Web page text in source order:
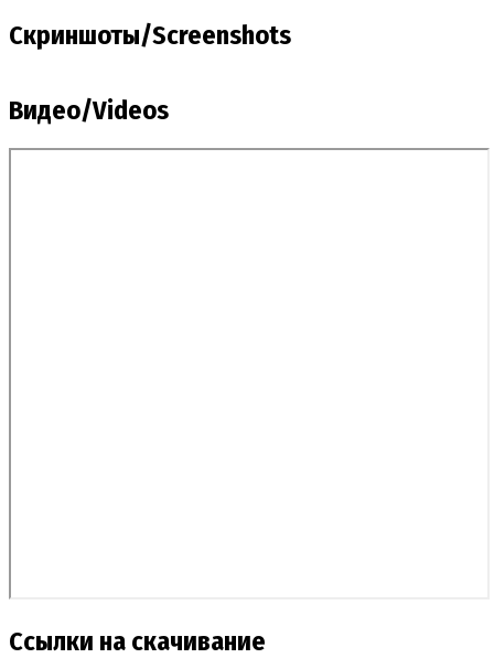
Скриншоты/Screenshots
Видео/Videos
Ссылки на скачивание